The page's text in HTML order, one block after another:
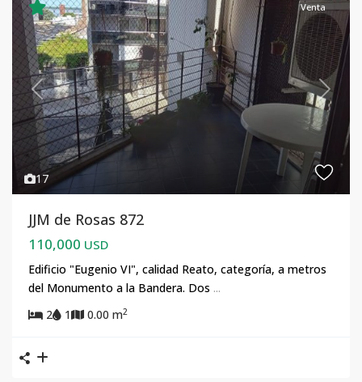
17
Previous Next
Venta
JJM de Rosas 872
110,000 USD
Edificio "Eugenio VI", calidad Reato, categoría, a metros
del Monumento a la Bandera. Dos ...
2
1 0.00 m2